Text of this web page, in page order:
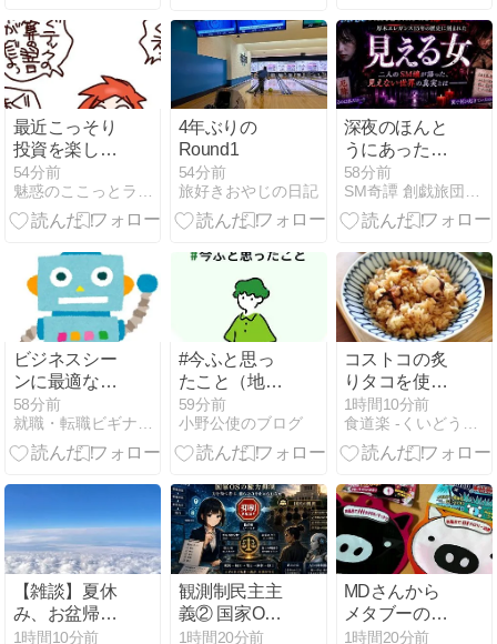
最近こっそり
投資を楽しん
でる私…と葛
の花の力！
54分前
魅惑のここっとライフ
4年ぶりの
Round1
54分前
旅好きおやじの日記
深夜のほんと
うにあった怖
い話④見える
女（SM奇譚
創戯旅団 第３
58分前
SM奇譚 創戯旅団、世界禁書図書館、横浜風属性大学
ビジネスシー
ンに最適な車
モデル5選
58分前
就職・転職ビギナーズマガジン
#今ふと思っ
たこと（地
震、情報を確
認する癖）
59分前
小野公使のブログ
コストコの炙
りタコを使っ
てラストのお
料理はこれ！
と2日分晩ご
食】と【スパ
イスキーマカ
レー】
1時間10分前
食道楽 -くいどうらく-
【雑談】夏休
み、お盆帰省
のシーズンで
1時間10分前
観測制民主主
義② 国家OS
の権力抑制 ―
1時間20分前
MDさんから
メタブーの入
浴剤
1時間20分前